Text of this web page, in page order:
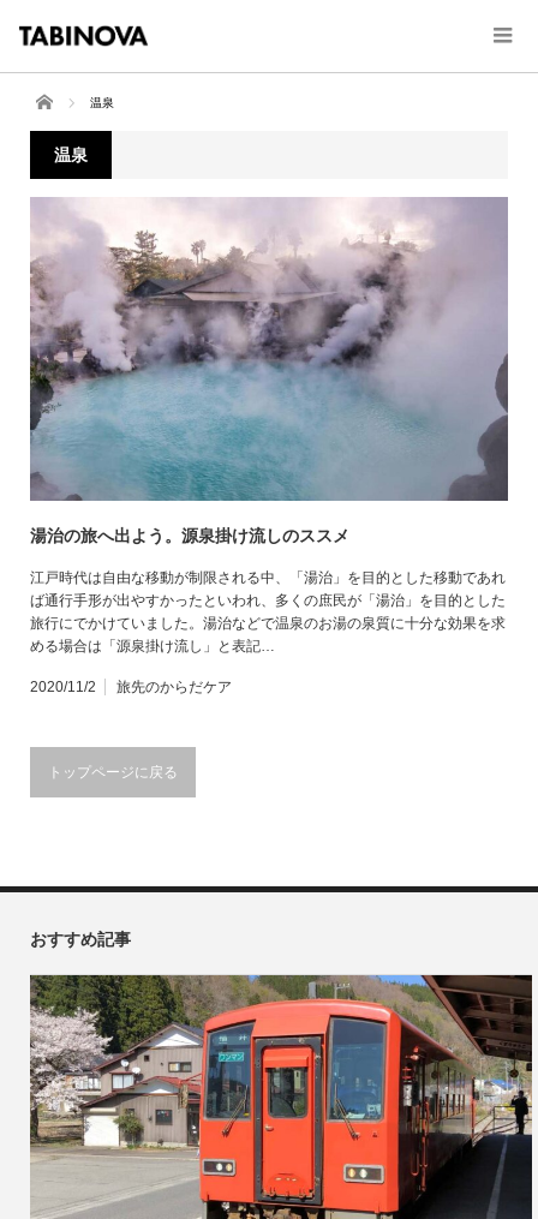
ホーム 温泉
温泉
湯治の旅へ出よう。源泉掛け流しのススメ
江戸時代は自由な移動が制限される中、「湯治」を目的とした移動であれ
ば通行手形が出やすかったといわれ、多くの庶民が「湯治」を目的とした
旅行にでかけていました。湯治などで温泉のお湯の泉質に十分な効果を求
める場合は「源泉掛け流し」と表記…
2020/11/2 旅先のからだケア
トップページに戻る
おすすめ記事